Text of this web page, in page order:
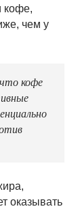
кофе,
чем у
кофе
оказывать